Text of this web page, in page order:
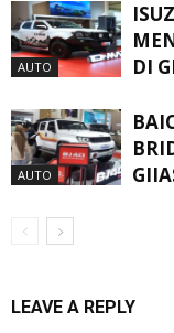
AUTO
DI
AUTO
LEAVE A REPLY